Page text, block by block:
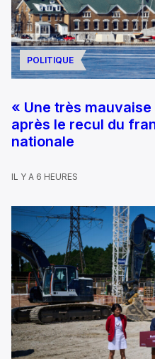
POLITIQUE
« Une très
après le recul du
nationale
IL Y A 6 HEURES